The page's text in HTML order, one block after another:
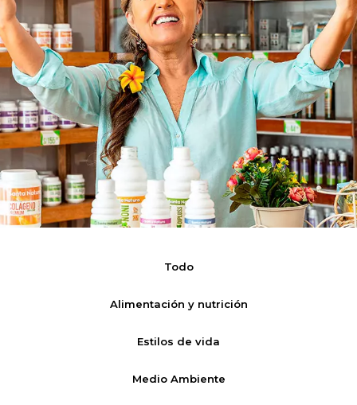
Todo
Alimentación y nutrición
Estilos de vida
Medio Ambiente